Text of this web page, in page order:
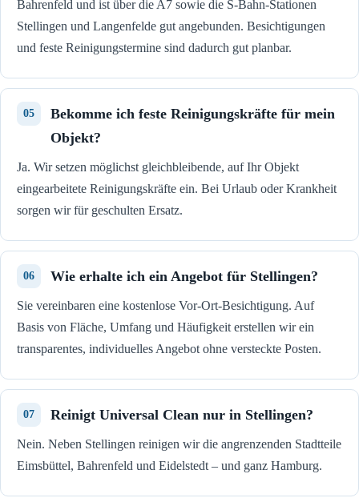
Bahrenfeld und ist über die A7 sowie die S-Bahn-Stationen
Stellingen und Langenfelde gut angebunden. Besichtigungen
und feste Reinigungstermine sind dadurch gut planbar.
Bekomme ich feste Reinigungskräfte für mein
Objekt?
Ja. Wir setzen möglichst gleichbleibende, auf Ihr Objekt
eingearbeitete Reinigungskräfte ein. Bei Urlaub oder Krankheit
sorgen wir für geschulten Ersatz.
Wie erhalte ich ein Angebot für Stellingen?
Sie vereinbaren eine kostenlose Vor-Ort-Besichtigung. Auf
Basis von Fläche, Umfang und Häufigkeit erstellen wir ein
transparentes, individuelles Angebot ohne versteckte Posten.
Reinigt Universal Clean nur in Stellingen?
Nein. Neben Stellingen reinigen wir die angrenzenden Stadtteile
Eimsbüttel, Bahrenfeld und Eidelstedt – und ganz Hamburg.